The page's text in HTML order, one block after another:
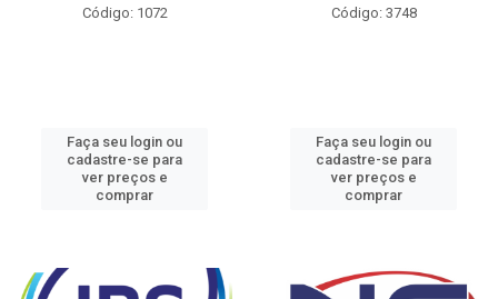
Código: 1072
Faça seu login ou
cadastre-se para
ver preços e
comprar
Código: 3748
Faça seu login ou
cadastre-se para
ver preços e
comprar